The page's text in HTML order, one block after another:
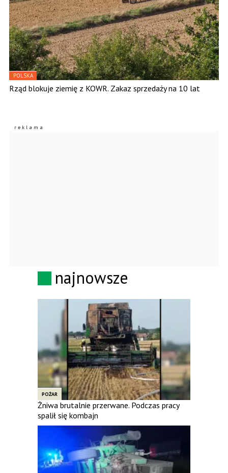
POLSKA
Rząd blokuje ziemię z KOWR. Zakaz sprzedaży na 10 lat
najnowsze
POŻAR
Żniwa brutalnie przerwane. Podczas pracy
spalił się kombajn